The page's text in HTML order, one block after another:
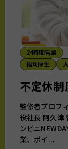
24時間営業
福利厚生
不定休制
監修者プロフ
役社長 阿久津
ンビニ
業、ポイ...